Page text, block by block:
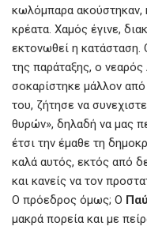
κωλόμπαρα ακούστηκαν,
κρέατα. Χαμός έγινε,
εκτονωθεί η
της παράταξης, ο νεαρός
σοκαρίστηκε μάλλον
του, ζήτησε να
θυρών», δηλαδή να μας
έτσι την έμαθε τη
καλά αυτός, εκτός από
και κανείς να τον
Ο πρόεδρος όμως; Ο
μακρά πορεία και με